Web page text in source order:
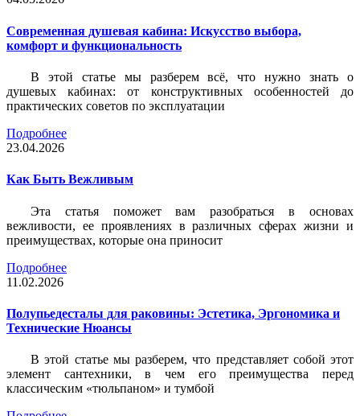
Современная душевая кабина: Искусство выбора,
комфорт и функциональность
В этой статье мы разберем всё, что нужно знать о
душевых кабинах: от конструктивных особенностей до
практических советов по эксплуатации
Подробнее
23.04.2026
Как Быть Вежливым
Эта статья поможет вам разобраться в основах
вежливости, ее проявлениях в различных сферах жизни и
преимуществах, которые она приносит
Подробнее
11.02.2026
Полупьедесталы для раковины: Эстетика, Эргономика и
Технические Нюансы
В этой статье мы разберем, что представляет собой этот
элемент сантехники, в чем его преимущества перед
классическим «тюльпаном» и тумбой